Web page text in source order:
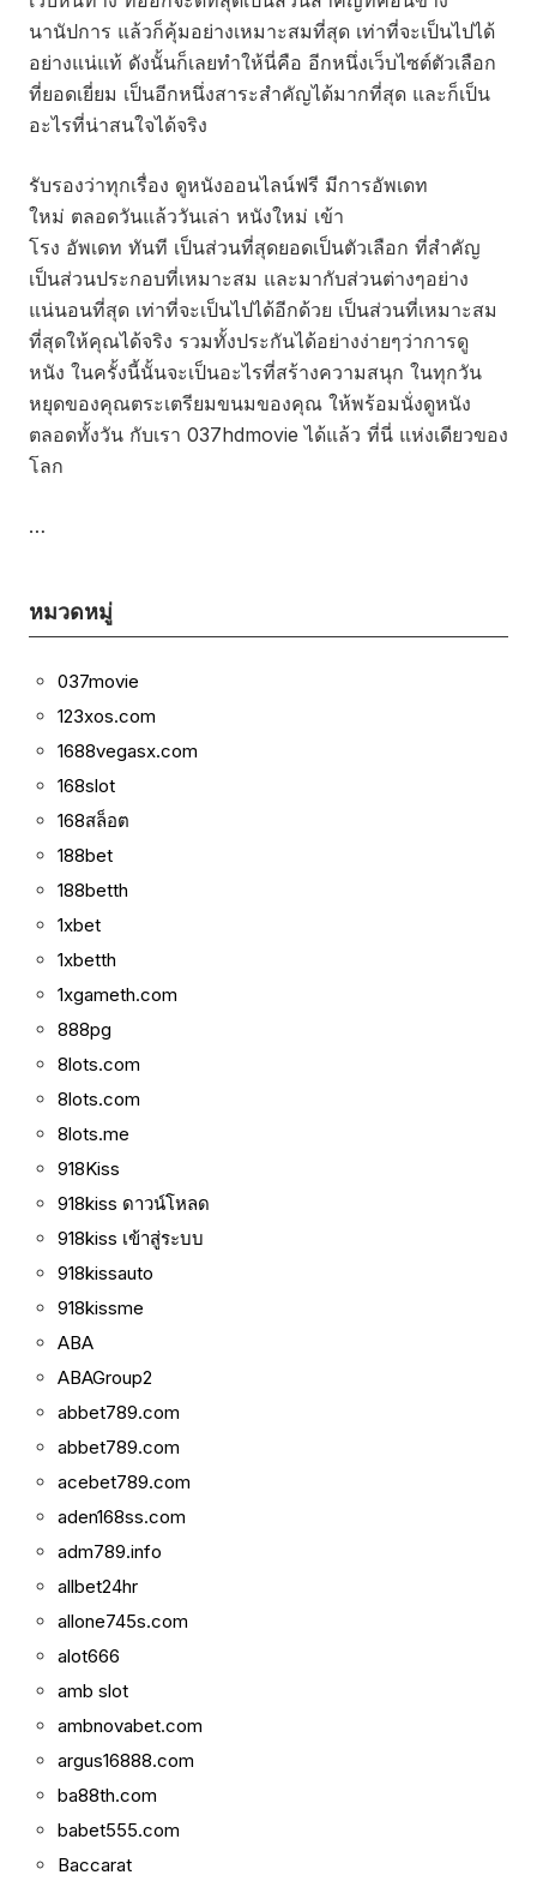
นานัปการ แล้วก็คุ้มอย่างเหมาะสมที่สุด เท่าที่จะเป็นไปได้
อย่างแน่แท้ ดังนั้นก็เลยทำให้นี่คือ อีกหนึ่งเว็บไซต์ตัวเลือก
ที่ยอดเยี่ยม เป็นอีกหนึ่งสาระสำคัญได้มากที่สุด และก็เป็น
อะไรที่น่าสนใจได้จริง
รับรองว่าทุกเรื่อง ดูหนังออนไลน์ฟรี มีการอัพเดท
ใหม่ ตลอดวันแล้ววันเล่า หนังใหม่ เข้า
โรง อัพเดท ทันที เป็นส่วนที่สุดยอดเป็นตัวเลือก ที่สำคัญ
เป็นส่วนประกอบที่เหมาะสม และมากับส่วนต่างๆอย่าง
แน่นอนที่สุด เท่าที่จะเป็นไปได้อีกด้วย เป็นส่วนที่เหมาะสม
ที่สุดให้คุณได้จริง รวมทั้งประกันได้อย่างง่ายๆว่าการดู
หนัง ในครั้งนี้นั้นจะเป็นอะไรที่สร้างความสนุก ในทุกวัน
หยุดของคุณตระเตรียมขนมของคุณ ให้พร้อมนั่งดูหนัง
ตลอดทั้งวัน กับเรา 037hdmovie ได้แล้ว ที่นี่ แห่งเดียวของ
โลก
…
หมวดหมู่
037movie
123xos.com
1688vegasx.com
168slot
168สล็อต
188bet
188betth
1xbet
1xbetth
1xgameth.com
888pg
8lots.com
8lots.com
8lots.me
918Kiss
918kiss ดาวน์โหลด
918kiss เข้าสู่ระบบ
918kissauto
918kissme
ABA
ABAGroup2
abbet789.com
abbet789.com
acebet789.com
aden168ss.com
adm789.info
allbet24hr
allone745s.com
alot666
amb slot
ambnovabet.com
argus16888.com
ba88th.com
babet555.com
Baccarat